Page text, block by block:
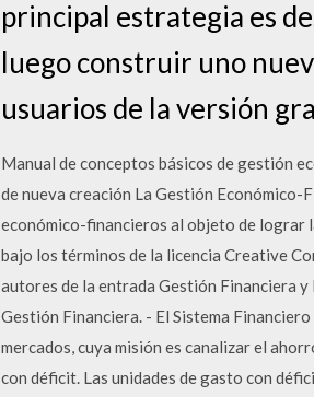
principal estrategia es
luego construir uno
usuarios de la versión
Manual de conceptos básicos de gestión
de nueva creación La Gestión
económico-financieros al objeto de lograr
bajo los términos de la licencia Creative
autores de la entrada Gestión Financiera y
Gestión Financiera. - El Sistema
mercados, cuya misión es canalizar el
con déficit. Las unidades de gasto con